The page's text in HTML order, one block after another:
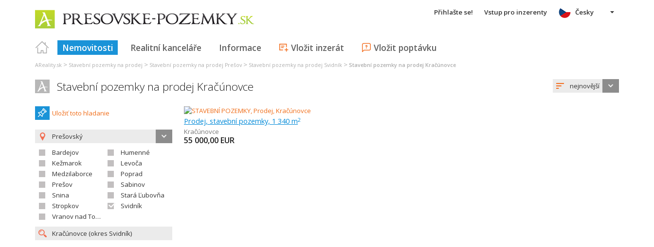
Přihlašte se! Vstup pro inzerenty
Nemovitosti Realitní kanceláře Informace Vložit inzerát Vložit poptávku
Česky
AReality.sk > Stavební pozemky na prodej > Stavební pozemky na prodej Prešov > Stavební pozemky na prodej Svidník > Stavební pozemky na prodej Kračúnovce
Stavební pozemky na prodej Kračúnovce nejnovější
Uložiť toto hladanie
Prešovský
Bardejov
Humenné
Kežmarok
Levoča
Medzilaborce
Poprad
Prešov
Sabinov
Snina
Stará Ľubovňa
Stropkov
Svidník
Vranov nad Topľou
Prodej, stavební pozemky, 1 340 m2
Kračúnovce
55 000,00 EUR